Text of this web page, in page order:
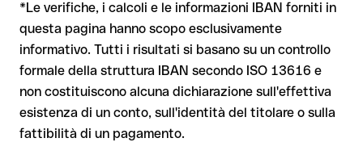
valida.
Dal 9 ottobre 2025, prima della conferma del pagamento, la
tua banca verifica la corrispondenza tra l'IBAN e il nome del
beneficiarioe te lo comunica. Questo controllo non blocca il
pagamento, la decisione finale resta tua, e non si applica ai
Il tuo istituto avvia su richiesta una procedura di richiamo
Il rimborso non è però garantito, soprattutto se il
destinatario ha già prelevato il denaro
Per i bonifici internazionali fuori dall'area SEPA, il recupero è
molto più complesso e comporta commissioni aggiuntive
*Le verifiche, i calcoli e le informazioni IBAN forniti in
questa pagina hanno scopo esclusivamente
informativo. Tutti i risultati si basano su un controllo
formale della struttura IBAN secondo ISO 13616 e
non costituiscono alcuna dichiarazione sull'effettiva
esistenza di un conto, sull'identità del titolare o sulla
fattibilità di un pagamento.